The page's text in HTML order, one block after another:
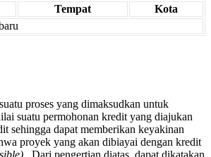
Tempat
Kota
proses yang dimaksudkan untuk
suatu permohonan kredit yang diajukan
sehingga dapat memberikan keyakinan
proyek yang akan dibiayai dengan kredit
. Dari pengertian diatas, dapat dikatakan